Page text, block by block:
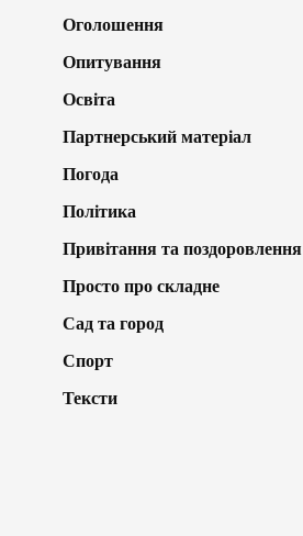
Оголошення
Опитування
Освіта
Партнерський матеріал
Погода
Політика
Привітання та поздоровлення
Просто про складне
Сад та город
Спорт
Тексти